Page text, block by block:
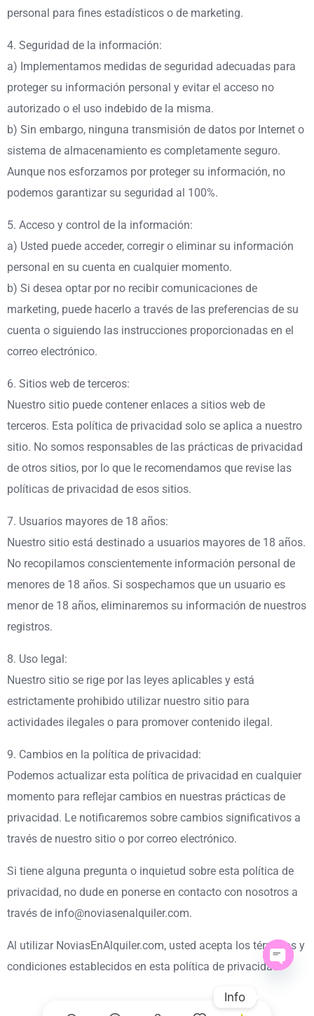
personal para fines estadísticos o de marketing.
4. Seguridad de la información:
a) Implementamos medidas de seguridad adecuadas para
proteger su información personal y evitar el acceso no
autorizado o el uso indebido de la misma.
b) Sin embargo, ninguna transmisión de datos por Internet o
sistema de almacenamiento es completamente seguro.
Aunque nos esforzamos por proteger su información, no
podemos garantizar su seguridad al 100%.
5. Acceso y control de la información:
a) Usted puede acceder, corregir o eliminar su información
personal en su cuenta en cualquier momento.
b) Si desea optar por no recibir comunicaciones de
marketing, puede hacerlo a través de las preferencias de su
cuenta o siguiendo las instrucciones proporcionadas en el
correo electrónico.
6. Sitios web de terceros:
Nuestro sitio puede contener enlaces a sitios web de
terceros. Esta política de privacidad solo se aplica a nuestro
sitio. No somos responsables de las prácticas de privacidad
de otros sitios, por lo que le recomendamos que revise las
políticas de privacidad de esos sitios.
7. Usuarios mayores de 18 años:
Nuestro sitio está destinado a usuarios mayores de 18 años.
No recopilamos conscientemente información personal de
menores de 18 años. Si sospechamos que un usuario es
menor de 18 años, eliminaremos su información de nuestros
registros.
8. Uso legal:
Nuestro sitio se rige por las leyes aplicables y está
estrictamente prohibido utilizar nuestro sitio para
actividades ilegales o para promover contenido ilegal.
9. Cambios en la política de privacidad:
Podemos actualizar esta política de privacidad en cualquier
momento para reflejar cambios en nuestras prácticas de
privacidad. Le notificaremos sobre cambios significativos a
través de nuestro sitio o por correo electrónico.
Si tiene alguna pregunta o inquietud sobre esta política de
privacidad, no dude en ponerse en contacto con nosotros a
través de info@noviasenalquiler.com.
Al utilizar NoviasEnAlquiler.com, usted acepta los términos y
condiciones establecidos en esta política de privacidad.
Info